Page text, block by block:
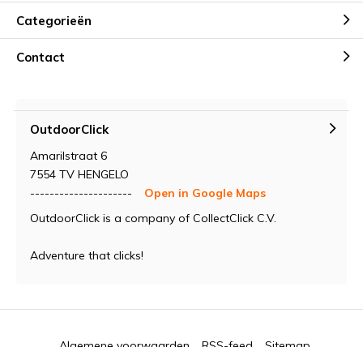
Categorieën
Contact
OutdoorClick
Amarilstraat 6
7554 TV HENGELO
---------------------
Open in Google Maps
OutdoorClick is a company of CollectClick C.V.
Adventure that clicks!